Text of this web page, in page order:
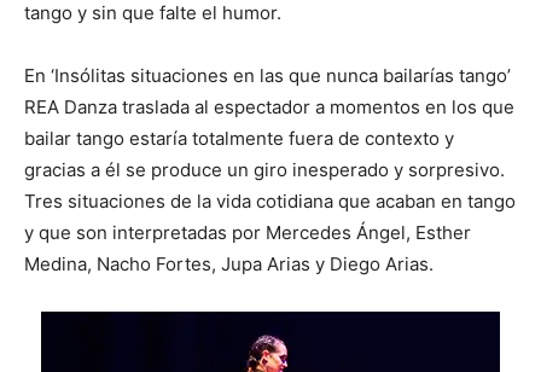
tango y sin que falte el humor.
En ‘Insólitas situaciones en las que nunca bailarías tango’
REA Danza traslada al espectador a momentos en los que
bailar tango estaría totalmente fuera de contexto y
gracias a él se produce un giro inesperado y sorpresivo.
Tres situaciones de la vida cotidiana que acaban en tango
y que son interpretadas por Mercedes Ángel, Esther
Medina, Nacho Fortes, Jupa Arias y Diego Arias.